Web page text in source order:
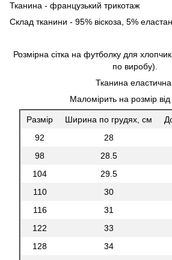
Тканина - французький трикотаж
Склад тканини - 95% віскоза, 5% еластан
Розмірна сітка на футболку для
по виробу).
Тканина
Маломірить на розмір від
Размір Ширина по грудях, см
92
28
98
28.5
104
29.5
110
30
116
31
122
33
128
34